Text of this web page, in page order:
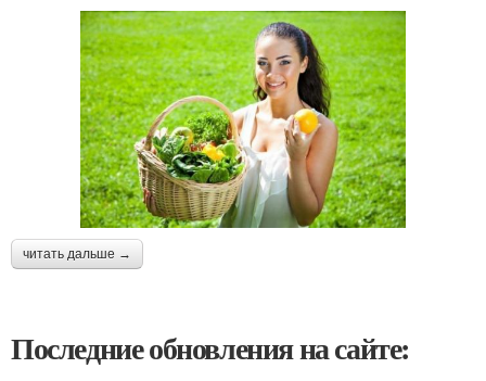
читать дальше →
Последние обновления на сайте: